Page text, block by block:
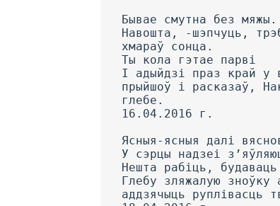
Бывае смутна без
Навошта, -шэпчуць,
хмараў сонца.
Ты кола гэтае парві
I адыйдзі праз край у
прыйшоў і расказаў,
глебе.
16.04.2016 г.
Ясныя-ясныя далі
У сэрцы надзеі
Нешта рабіць,
Глебу зляжалую
аддзячыць руплівасць